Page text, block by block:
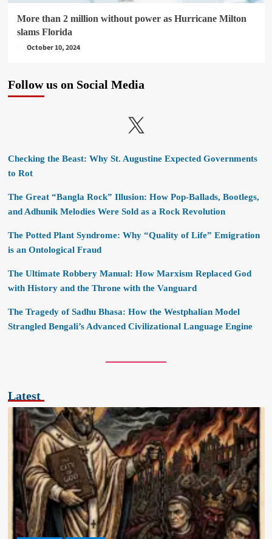
More than 2 million without power as Hurricane Milton
slams Florida
October 10, 2024
Follow us on Social Media
X
Checking the Beast: Why St. Augustine Expected Governments
to Rot
The Great “Bangla Rock” Illusion: How Pop-Ballads, Bootlegs,
and Adhunik Melodies Were Sold as a Rock Revolution
The Potted Plant Syndrome: Why “Quality of Life” Emigration
is an Ontological Fraud
The Ultimate Robbery Manual: How Marxism Replaced God
with History and the Throne with the Vanguard
The Tragedy of Sadhu Bhasa: How the Westphalian Model
Strangled Bengali’s Advanced Civilizational Language Engine
Latest